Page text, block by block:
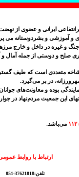
ایرانی و عضوی از
و آموزشی و بشردوستانه می
و غیره در داخل و خارج
صلح و دوستی از جمله آمال و
متعددی است که طیف
در بر می‌گیرد.
و یک نمایندگی بوده و
این جمعیت مردم‌نهاد در
۱۱۲ می‌باشد.
ارتباط با روابط
تلفن:37621018-051